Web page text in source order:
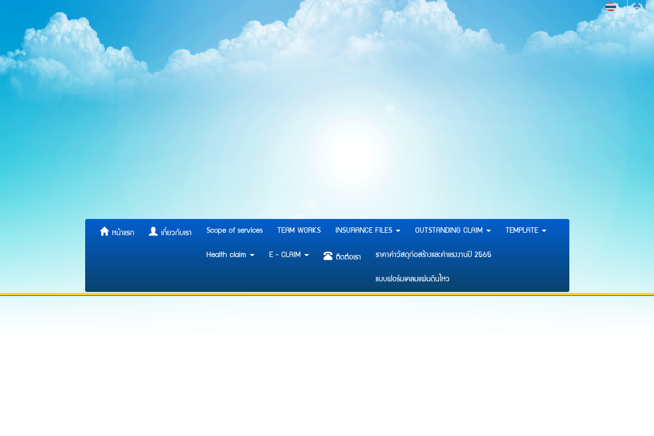
หน้าแรก เกี่ยวกับเรา Scope of services TEAM WORKS INSURANCE FILES OUTSTANDING CLAIM TEMPLATE
Health claim E - CLAIM ติดต่อเรา ราคาค่าวัสดุก่อสร้างและค่าแรงงานปี 2565
แบบฟอร์มเคลมแผ่นดินไหว